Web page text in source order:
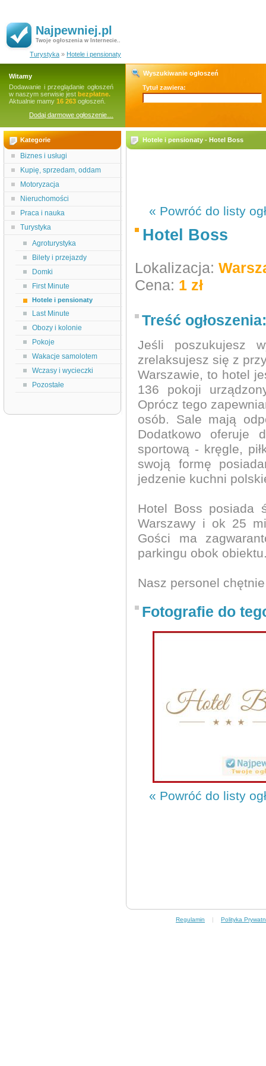
Najpewniej.pl
Twoje ogłoszenia w Internecie..
Turystyka » Hotele i pensionaty
Witamy
Dodawanie i przeglądanie ogłoszeń
w naszym serwisie jest bezpłatne.
Aktualnie mamy 16 263 ogłoszeń.
Dodaj darmowe ogłoszenie…
Wyszukiwanie ogłoszeń
Tytuł zawiera:
Kategorie
Biznes i usługi
Kupię, sprzedam, oddam
Motoryzacja
Nieruchomości
Praca i nauka
Turystyka
Agroturystyka
Bilety i przejazdy
Domki
First Minute
Hotele i pensionaty
Last Minute
Obozy i kolonie
Pokoje
Wakacje samolotem
Wczasy i wycieczki
Pozostałe
Hotele i pensionaty - Hotel Boss
« Powróć do listy
Hotel Boss
Lokalizacja:
Cena: 1 zł
Treść ogłoszenia:
Jeśli poszukujesz
zrelaksujesz się z
Warszawie, to hotel
136 pokoji
Oprócz tego
osób. Sale mają
Dodatkowo oferuje
sportową - kręgle,
swoją formę
jedzenie kuchni
Hotel Boss posiada
Warszawy i ok 25
Gości ma
parkingu obok
Nasz personel
Fotografie do
« Powróć do listy
Regulamin | Polityka